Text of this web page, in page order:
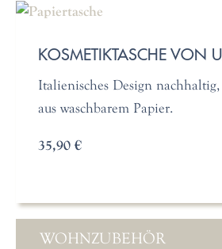
KOSMETIKTASCHE VON
Italienisches Design
aus waschbarem Papier.
35,90 €
WOHNZUBEHÖR